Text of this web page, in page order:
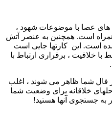
عصا با موضوعات شهود ،
است. همچنین به عنصر آتش
است. این کارتها جایی است
خلاقیت ، برقراری ارتباط با
شما ظاهر می شوند ، اغلب
خلاقانه برای وضعیت شما
به جستجوی آنها هستید!